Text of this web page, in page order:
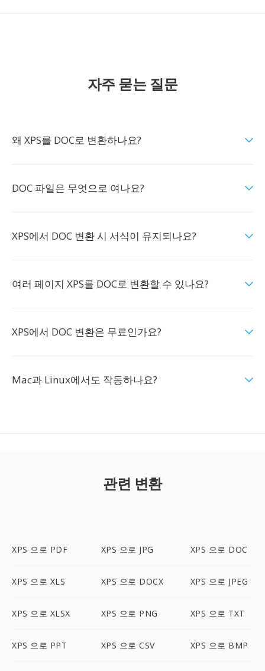
자주 묻는 질문
왜 XPS를 DOC로 변환하나요?
DOC 파일은 무엇으로 여나요?
XPS에서 DOC 변환 시 서식이 유지되나요?
여러 페이지 XPS를 DOC로 변환할 수 있나요?
XPS에서 DOC 변환은 무료인가요?
Mac과 Linux에서도 작동하나요?
관련 변환
XPS 으로 PDF XPS 으로 JPG XPS 으로 DOC
XPS 으로 XLS XPS 으로 DOCX XPS 으로 JPEG
XPS 으로 XLSX XPS 으로 PNG XPS 으로 TXT
XPS 으로 PPT XPS 으로 CSV XPS 으로 BMP